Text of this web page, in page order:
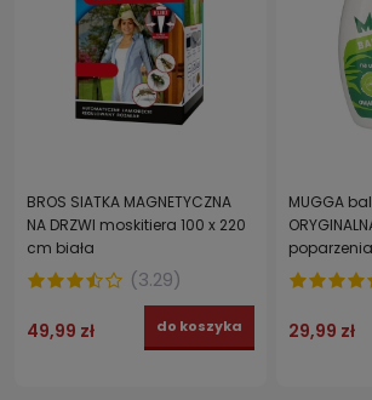
BROS SIATKA MAGNETYCZNA
NA DRZWI moskitiera 100 x 220
cm biała
(3.29)
49,99 zł do koszyka
MUGGA
poparzenia
ROŚLIN 50
29,99 zł